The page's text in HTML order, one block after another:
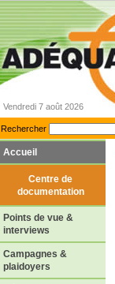
Vendredi 7 août 2026
Rechercher
Accueil
Centre de
documentation
Points de vue &
interviews
Campagnes &
plaidoyers